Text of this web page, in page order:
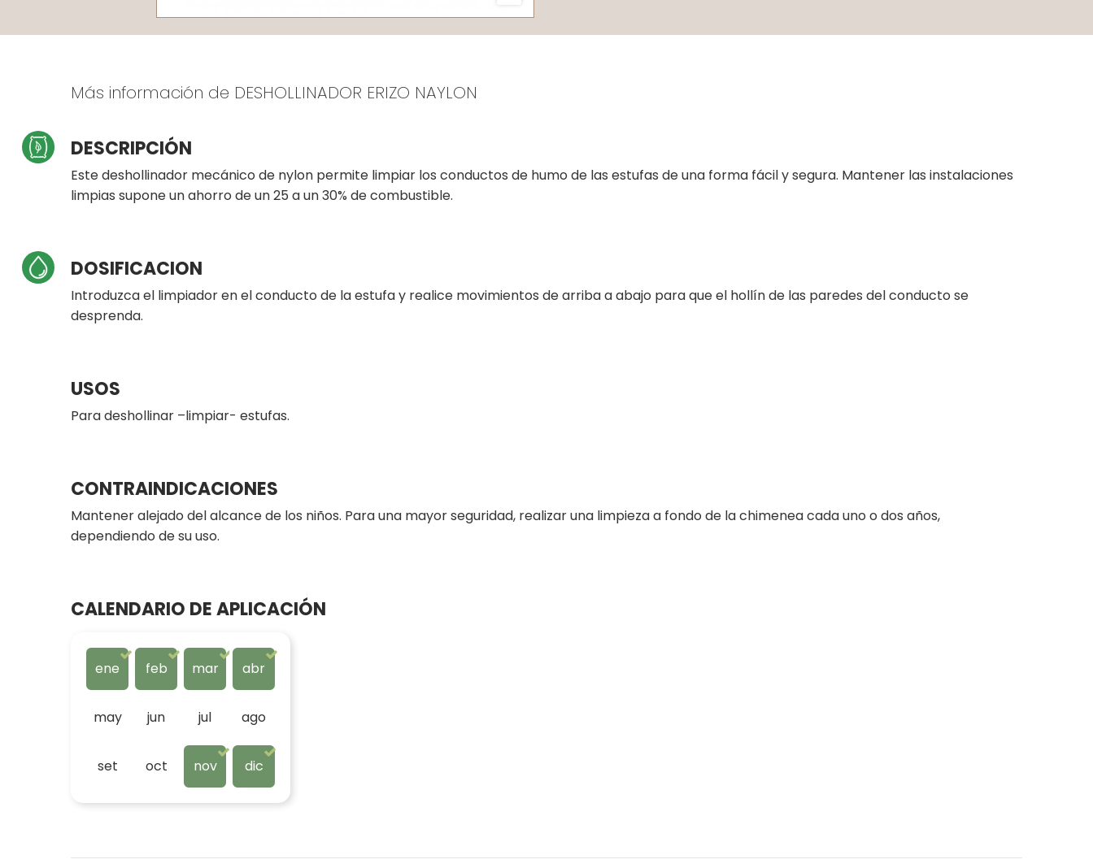
Más información de DESHOLLINADOR ERIZO NAYLON
DESCRIPCIÓN
Este deshollinador mecánico de nylon permite limpiar los conductos de humo de las estufas de una forma fácil y segura. Mantener las instalaciones
limpias supone un ahorro de un 25 a un 30% de combustible.
DOSIFICACION
Introduzca el limpiador en el conducto de la estufa y realice movimientos de arriba a abajo para que el hollín de las paredes del conducto se
desprenda.
USOS
Para deshollinar –limpiar- estufas.
CONTRAINDICACIONES
Mantener alejado del alcance de los niños. Para una mayor seguridad, realizar una limpieza a fondo de la chimenea cada uno o dos años,
dependiendo de su uso.
CALENDARIO DE APLICACIÓN
ene feb mar abr
may jun jul ago
set oct nov dic